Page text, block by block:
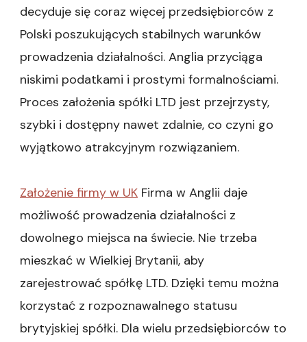
Wielkiej
Brytanii
decyduje się coraz więcej przedsiębiorców z
Polski poszukujących stabilnych warunków
prowadzenia działalności. Anglia przyciąga
niskimi podatkami i prostymi formalnościami.
Proces założenia spółki LTD jest przejrzysty,
szybki i dostępny nawet zdalnie, co czyni go
wyjątkowo atrakcyjnym rozwiązaniem.
Założenie firmy w UK Firma w Anglii daje
możliwość prowadzenia działalności z
dowolnego miejsca na świecie. Nie trzeba
mieszkać w Wielkiej Brytanii, aby
zarejestrować spółkę LTD. Dzięki temu można
korzystać z rozpoznawalnego statusu
brytyjskiej spółki. Dla wielu przedsiębiorców to